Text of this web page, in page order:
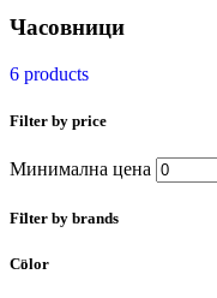
Часовници
6 products
Filter by price
Минимална цена
Filter by brands
Color